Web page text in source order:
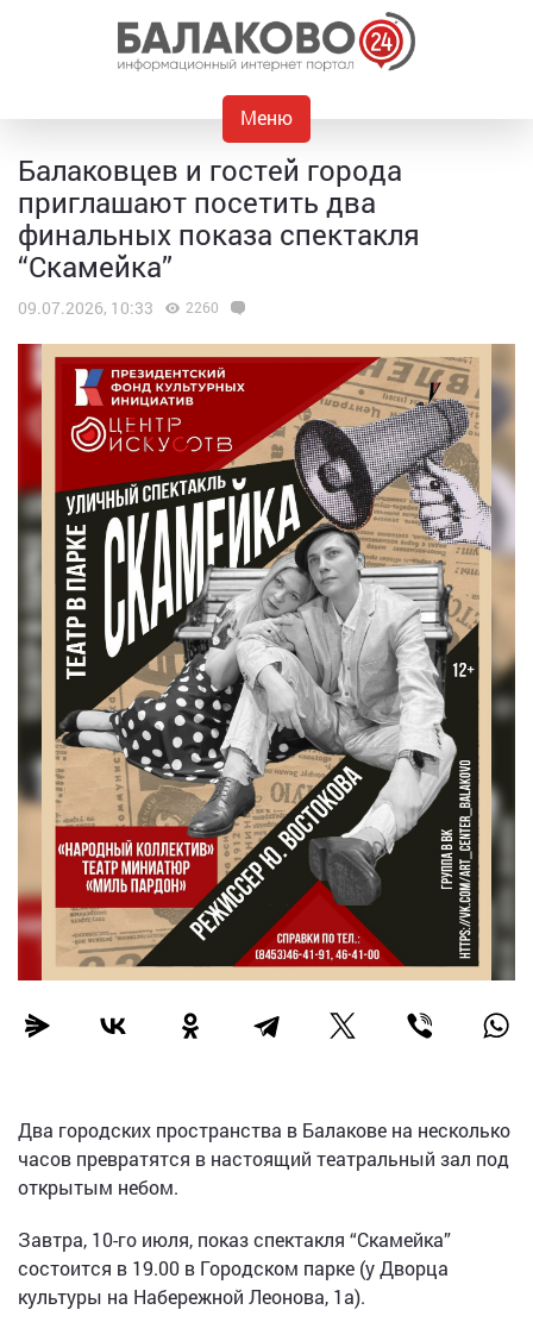
Меню
Балаковцев и гостей города
приглашают посетить два
финальных показа спектакля
“Скамейка”
09.07.2026, 10:33 2260
Два городских пространства в Балакове на несколько
часов превратятся в настоящий театральный зал под
открытым небом.
Завтра, 10-го июля, показ спектакля “Скамейка”
состоится в 19.00 в Городском парке (у Дворца
культуры на Набережной Леонова, 1а).